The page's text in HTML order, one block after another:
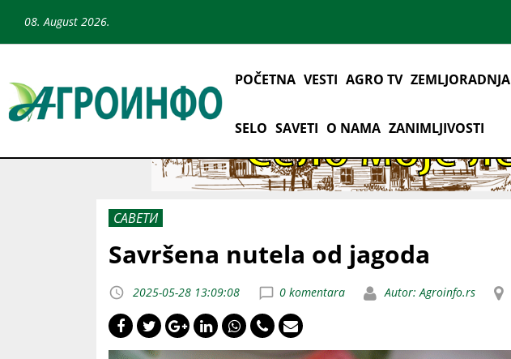
08. August 2026.
POČETNA VESTI AGRO TV ZEMLJORADNJA
SELO SAVETI O NAMA ZANIMLJIVOSTI
САВЕТИ
Savršena nutela od jagoda
2025-05-28 13:09:08 0 komentara Autor: Agroinfo.rs